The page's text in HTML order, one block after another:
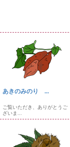
あきのみのり ...
ご覧いただき、ありがとうご
ざいま...